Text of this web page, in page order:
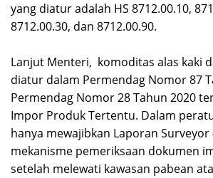
yang diatur adalah HS 8712.00.10,
8712.00.30, dan 8712.00.90.
Lanjut Menteri, komoditas alas kaki
diatur dalam Permendag Nomor 87
Permendag Nomor 28 Tahun 2020
Impor Produk Tertentu. Dalam
hanya mewajibkan Laporan Surveyor
mekanisme pemeriksaan dokumen
setelah melewati kawasan pabean